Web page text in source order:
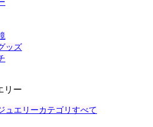
ッズ
リー
ュエリーカテゴリすべて